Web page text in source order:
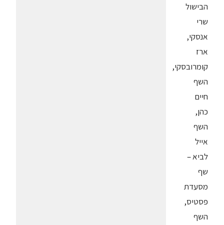
הבישול
שרי
אנסקי,
ארז
קומרובסקי,
השף
חיים
כהן,
השף
אייל
לביא –
שף
מסעדת
פסטיס,
השף